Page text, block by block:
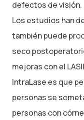
defectos de visión.
Los estudios han
también puede
seco
mejoras con el
IntraLase es que
personas se
personas con